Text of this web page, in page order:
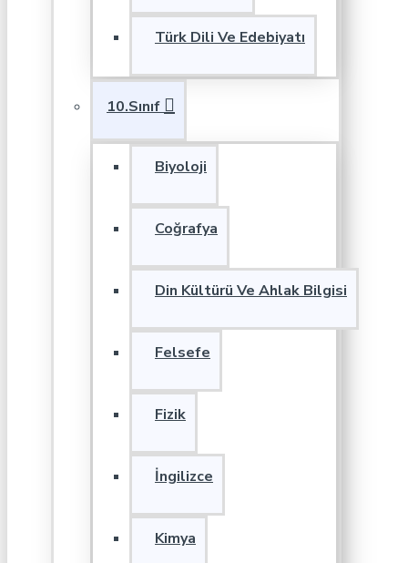
Türk Dili Ve Edebiyatı
10.Sınıf
Biyoloji
Coğrafya
Din Kültürü Ve Ahlak Bilgisi
Felsefe
Fizik
İngilizce
Kimya